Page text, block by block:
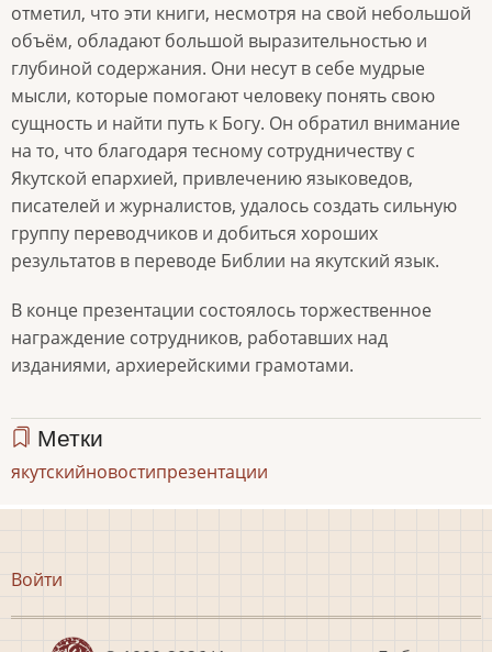
отметил, что эти книги, несмотря на свой небольшой
объём, обладают большой выразительностью и
глубиной содержания. Они несут в себе мудрые
мысли, которые помогают человеку понять свою
сущность и найти путь к Богу. Он обратил внимание
на то, что благодаря тесному сотрудничеству с
Якутской епархией, привлечению языковедов,
писателей и журналистов, удалось создать сильную
группу переводчиков и добиться хороших
результатов в переводе Библии на якутский язык.
В конце презентации состоялось торжественное
награждение сотрудников, работавших над
изданиями, архиерейскими грамотами.
Метки
якутскийновостипрезентации
Меню
записи
Войти